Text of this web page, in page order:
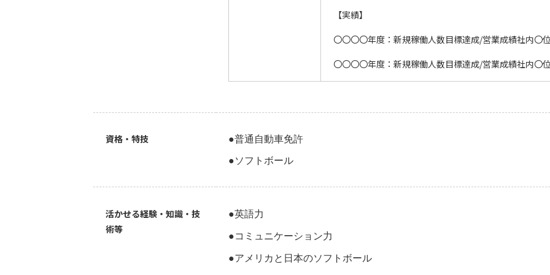
【実績】
〇〇〇〇年度：新規稼働人数目標達成/営業成績社内〇
〇〇〇〇年度：新規稼働人数目標達成/営業成績社内〇
資格・特技 ●普通自動車免許
●ソフトボール
活かせる経験・知識・技
術等
●英語力
●コミュニケーション力
●アメリカと日本のソフトボール